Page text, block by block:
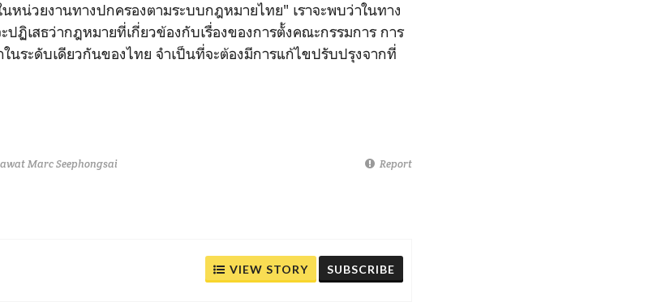
หน่วยงานทางปกครองตามระบบกฎหมายไทย" เราจะพบว่าในทาง
ฏิเสธว่ากฎหมายที่เกี่ยวข้องกับเรื่องของการตั้งคณะกรรมการ การ
นระดับเดียวกันของไทย จำเป็นที่จะต้องมีการแก้ไขปรับปรุงจากที่
Marc Seephongsai Report
VIEW STORY SUBSCRIBE